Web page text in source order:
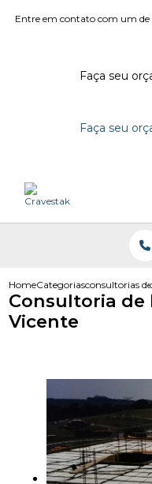
Entre em contato com um de
Faça seu
Faça seu
HomeCategoriasconsultorias
Consultoria de
Vicente